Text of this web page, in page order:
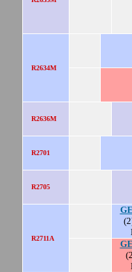
R2634M
R2636M
R2701
R2705
R2711A